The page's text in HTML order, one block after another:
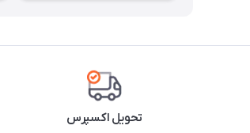
تحویل اکسپرس